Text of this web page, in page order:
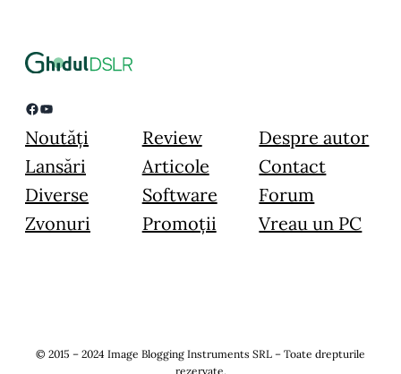
Facebook YouTube
Noutăți
Lansări
Diverse
Zvonuri
Review
Articole
Software
Promoții
Despre autor
Contact
Forum
Vreau un PC
© 2015 – 2024 Image Blogging Instruments SRL – Toate drepturile
rezervate.